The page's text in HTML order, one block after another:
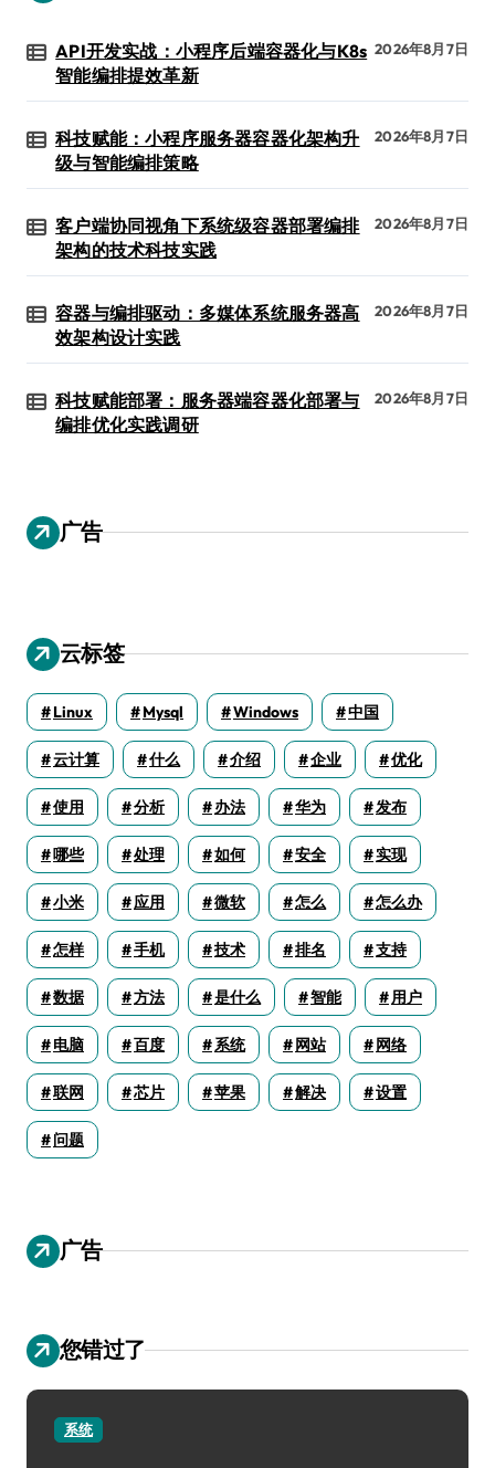
API开发实战：小程序后端容器化与K8s
智能编排提效革新
2026年8月7日
科技赋能：小程序服务器容器化架构升
级与智能编排策略
2026年8月7日
客户端协同视角下系统级容器部署编排
架构的技术科技实践
2026年8月7日
容器与编排驱动：多媒体系统服务器高
效架构设计实践
2026年8月7日
科技赋能部署：服务器端容器化部署与
编排优化实践调研
2026年8月7日
广告
云标签
Linux Mysql Windows 中国
云计算 什么 介绍 企业 优化
使用 分析 办法 华为 发布
哪些 处理 如何 安全 实现
小米 应用 微软 怎么 怎么办
怎样 手机 技术 排名 支持
数据 方法 是什么 智能 用户
电脑 百度 系统 网站 网络
联网 芯片 苹果 解决 设置
问题
广告
您错过了
系统